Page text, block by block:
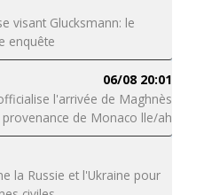
visant Glucksmann: le
enquête
06/08 20:01
l'arrivée de Maghnès
de Monaco lle/ah
la Russie et l'Ukraine pour